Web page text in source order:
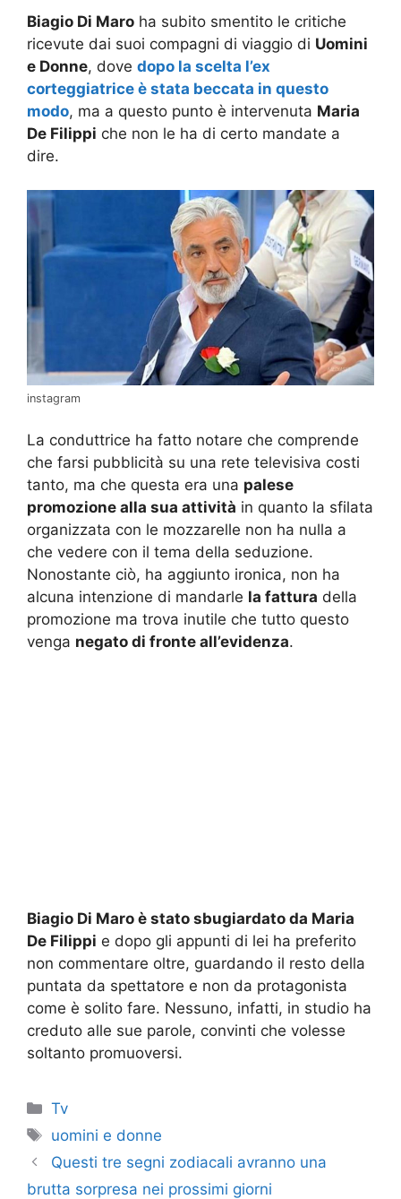
Biagio Di Maro ha subito smentito le critiche
ricevute dai suoi compagni di viaggio di Uomini
e Donne, dove dopo la scelta l’ex
corteggiatrice è stata beccata in questo
modo, ma a questo punto è intervenuta Maria
De Filippi che non le ha di certo mandate a
dire.
instagram
La conduttrice ha fatto notare che comprende
che farsi pubblicità su una rete televisiva costi
tanto, ma che questa era una palese
promozione alla sua attività in quanto la sfilata
organizzata con le mozzarelle non ha nulla a
che vedere con il tema della seduzione.
Nonostante ciò, ha aggiunto ironica, non ha
alcuna intenzione di mandarle la fattura della
promozione ma trova inutile che tutto questo
venga negato di fronte all’evidenza.
Biagio Di Maro è stato sbugiardato da Maria
De Filippi e dopo gli appunti di lei ha preferito
non commentare oltre, guardando il resto della
puntata da spettatore e non da protagonista
come è solito fare. Nessuno, infatti, in studio ha
creduto alle sue parole, convinti che volesse
soltanto promuoversi.
Categorie
Tv
Tag
uomini e donne
Questi tre segni zodiacali avranno una
brutta sorpresa nei prossimi giorni